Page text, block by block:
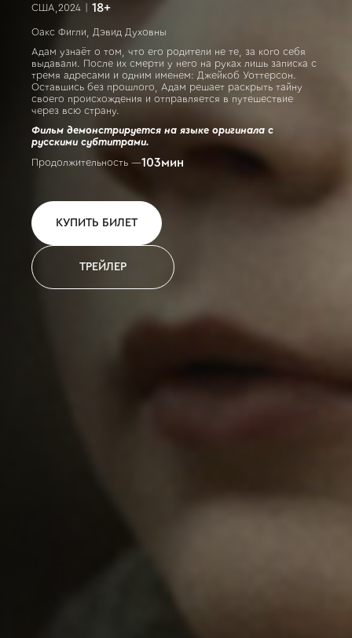
США 2024 18+
Оакс Фигли, Дэвид Духовны
Адам узнаёт о том, что его родители не те, за кого себя
выдавали. После их смерти у него на руках лишь записка с
тремя адресами и одним именем: Джейкоб Уоттерсон.
Оставшись без прошлого, Адам решает раскрыть тайну
своего происхождения и отправляется в путешествие
через всю страну.
Фильм демонстрируется на языке оригинала с
русскими субтитрами.
Продолжительность —103мин
КУПИТЬ БИЛЕТ
ТРЕЙЛЕР